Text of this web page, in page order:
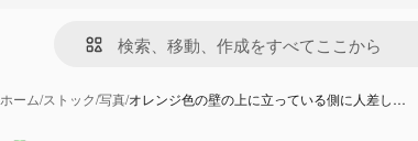
ホーム/ストック/写真/オレンジ色の壁の上に立っている側に人差し…